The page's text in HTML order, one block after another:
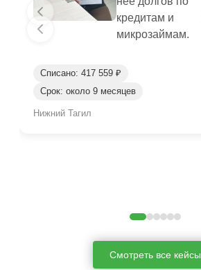
кредитам и
микрозаймам.
Списано: 417 559 ₽
Срок: около 9 месяцев
Нижний Тагил
Смотреть все кейсы